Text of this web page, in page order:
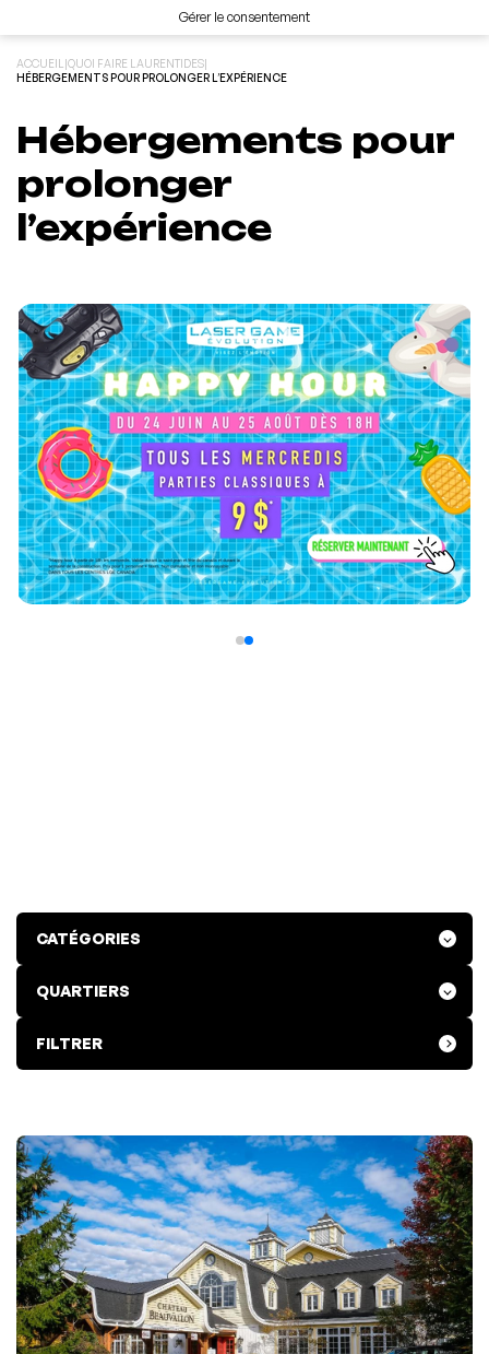
Gérer le consentement
ACCUEIL |QUOI FAIRE LAURENTIDES|
HÉBERGEMENTS POUR PROLONGER L’EXPÉRIENCE
Hébergements pour
prolonger
l’expérience
FILTRER